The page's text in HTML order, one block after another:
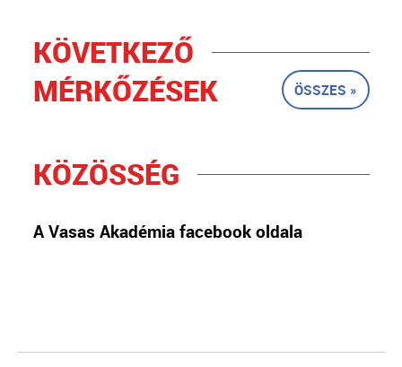
KÖVETKEZŐ
MÉRKŐZÉSEK
ÖSSZES »
KÖZÖSSÉG
A Vasas Akadémia facebook oldala